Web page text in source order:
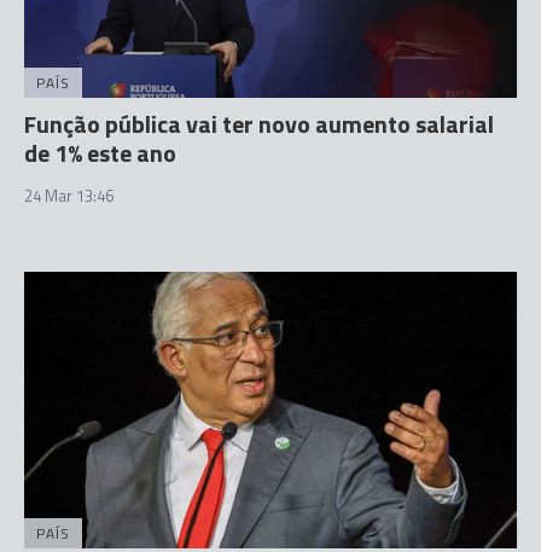
PAÍS
Função pública vai ter novo aumento salarial
de 1% este ano
24 Mar 13:46
PAÍS